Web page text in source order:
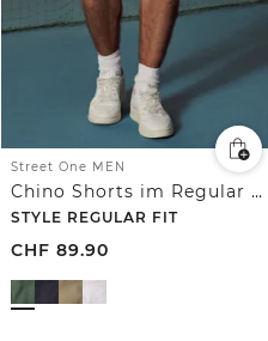
Street One MEN
Chino Shorts im Regular Fit mit Flexbund
STYLE REGULAR FIT
CHF 89.90